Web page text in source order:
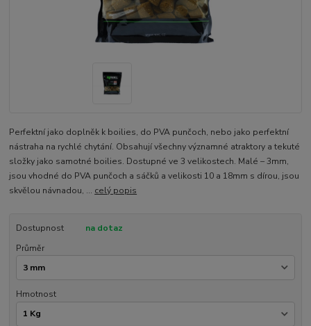
Perfektní jako doplněk k boilies, do PVA punčoch, nebo jako perfektní
nástraha na rychlé chytání. Obsahují všechny významné atraktory a tekuté
složky jako samotné boilies. Dostupné ve 3 velikostech. Malé – 3mm,
jsou vhodné do PVA punčoch a sáčků a velikosti 10 a 18mm s dírou, jsou
skvělou návnadou, ... celý popis
Dostupnost
na dotaz
Průměr
Hmotnost